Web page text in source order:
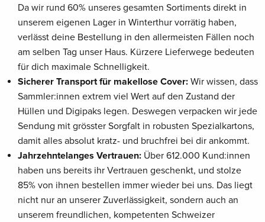
Da wir rund 60% unseres gesamten Sortiments direkt in
unserem eigenen Lager in Winterthur vorrätig haben,
verlässt deine Bestellung in den allermeisten Fällen noch
am selben Tag unser Haus. Kürzere Lieferwege bedeuten
für dich maximale Schnelligkeit.
Sicherer Transport für makellose Cover: Wir wissen, dass
Sammler:innen extrem viel Wert auf den Zustand der
Hüllen und Digipaks legen. Deswegen verpacken wir jede
Sendung mit grösster Sorgfalt in robusten Spezialkartons,
damit alles absolut kratz- und bruchfrei bei dir ankommt.
Jahrzehntelanges Vertrauen: Über 612.000 Kund:innen
haben uns bereits ihr Vertrauen geschenkt, und stolze
85% von ihnen bestellen immer wieder bei uns. Das liegt
nicht nur an unserer Zuverlässigkeit, sondern auch an
unserem freundlichen, kompetenten Schweizer